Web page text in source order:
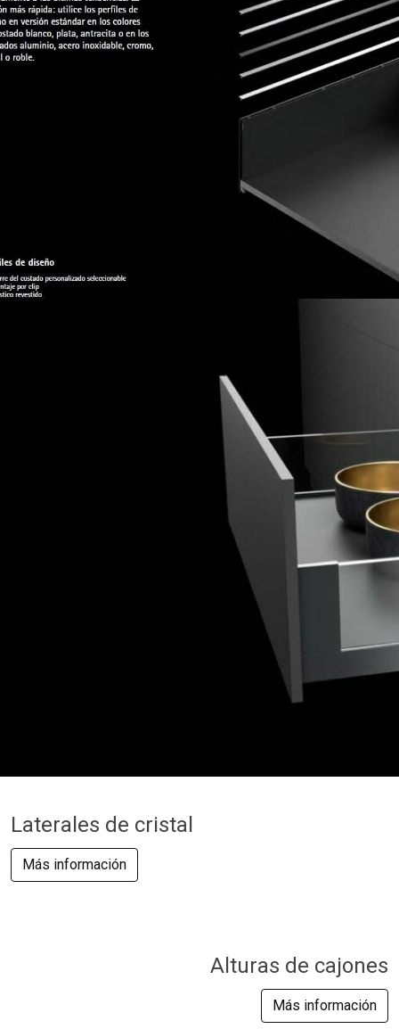
Laterales de cristal
Más información
Alturas de cajones
Más información